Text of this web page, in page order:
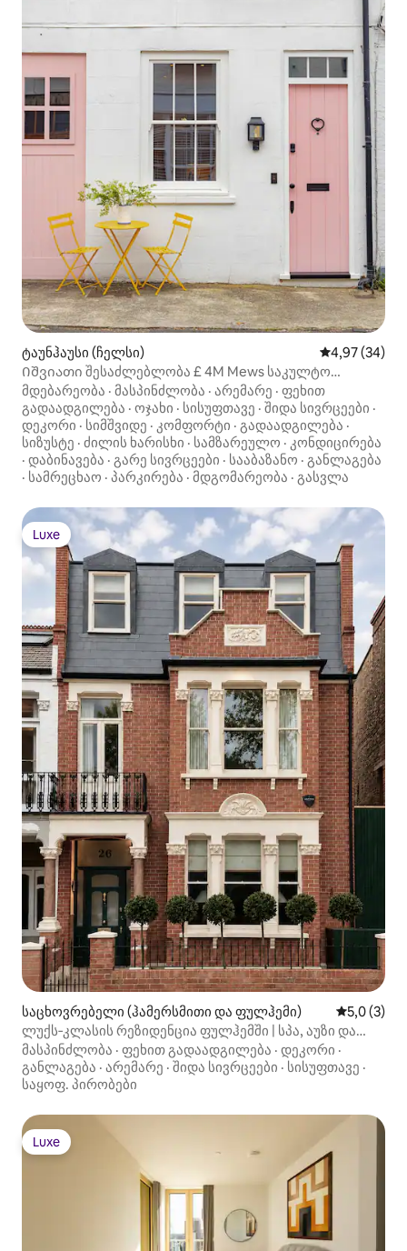
ტაუნჰაუსი (ჩელსი) საშუალო
4,97 (34)
Იშვიათი შესაძლებლობა £ 4M Mews საკულტო
პავილიონის გზაზე
მდებარეობა · მასპინძლობა · არემარე · ფეხით
გადაადგილება · ოჯახი · სისუფთავე · შიდა სივრცეები ·
დეკორი · სიმშვიდე · კომფორტი · გადაადგილება ·
სიზუსტე · ძილის ხარისხი · სამზარეულო · კონდიცირება
· დაბინავება · გარე სივრცეები · სააბაზანო · განლაგება
· სამრეცხაო · პარკირება · მდგომარეობა · გასვლა
Luxe
Luxe
საცხოვრებელი (ჰამერსმითი და ფულჰემი) საშუალო
5,0 (3)
ლუქს‑კლასის რეზიდენცია ფულჰემში | სპა, აუზი და
კინოზალი
მასპინძლობა · ფეხით გადაადგილება · დეკორი ·
განლაგება · არემარე · შიდა სივრცეები · სისუფთავე ·
საყოფ. პირობები
Luxe
Luxe